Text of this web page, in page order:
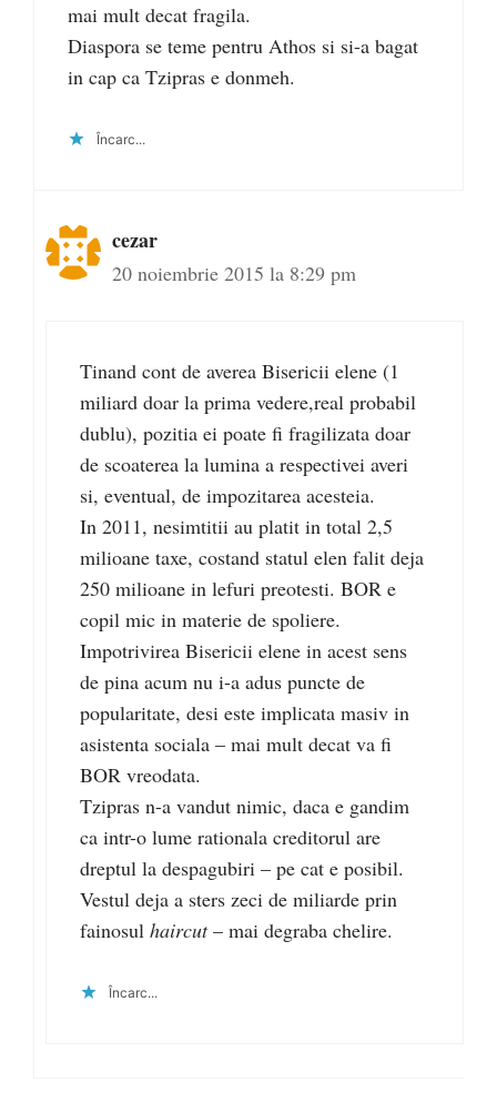
mai mult decat fragila.
Diaspora se teme pentru Athos si si-a bagat
in cap ca Tzipras e donmeh.
Încarc...
cezar
20 noiembrie 2015 la 8:29 pm
Tinand cont de averea Bisericii elene (1
miliard doar la prima vedere,real probabil
dublu), pozitia ei poate fi fragilizata doar
de scoaterea la lumina a respectivei averi
si, eventual, de impozitarea acesteia.
In 2011, nesimtitii au platit in total 2,5
milioane taxe, costand statul elen falit deja
250 milioane in lefuri preotesti. BOR e
copil mic in materie de spoliere.
Impotrivirea Bisericii elene in acest sens
de pina acum nu i-a adus puncte de
popularitate, desi este implicata masiv in
asistenta sociala – mai mult decat va fi
BOR vreodata.
Tzipras n-a vandut nimic, daca e gandim
ca intr-o lume rationala creditorul are
dreptul la despagubiri – pe cat e posibil.
Vestul deja a sters zeci de miliarde prin
fainosul haircut– mai degraba chelire.
Încarc...